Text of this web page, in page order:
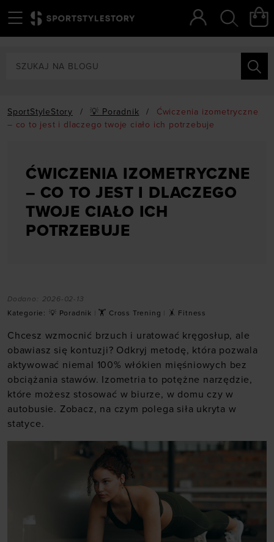
SportStyleStory / 💡 Poradnik /
Ćwiczenia izometryczne
– co to jest i dlaczego twoje ciało ich potrzebuje
ĆWICZENIA IZOMETRYCZNE
– CO TO JEST I DLACZEGO
TWOJE CIAŁO ICH
POTRZEBUJE
Dodano: 2026-02-13
Kategorie: 💡 Poradnik 🏋 Cross Trening 🤸 Fitness
Chcesz wzmocnić brzuch i uratować kręgosłup, ale
obawiasz się kontuzji? Odkryj metodę, która pozwala
aktywować niemal 100% włókien mięśniowych bez
obciążania stawów. Izometria to potężne narzędzie,
które możesz stosować w biurze, w domu czy w
autobusie. Zobacz, na czym polega siła ukryta w
statyce.